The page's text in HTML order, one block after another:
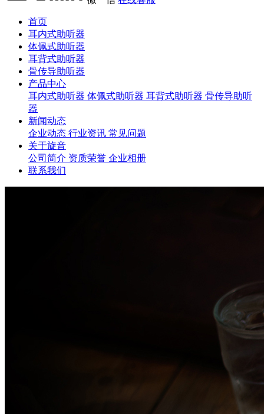
首页
耳内式助听器
体佩式助听器
耳背式助听器
骨传导助听器
产品中心
耳内式助听器 体佩式助听器 耳背式助听器 骨传导助听
器
新闻动态
企业动态 行业资讯 常见问题
关于旋音
公司简介 资质荣誉 企业相册
联系我们